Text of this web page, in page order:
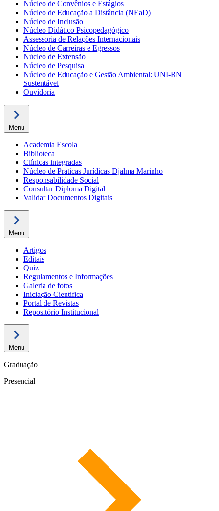
Núcleo de Convênios e Estágios
Núcleo de Educação a Distância (NEaD)
Núcleo de Inclusão
Núcleo Didático Psicopedagógico
Assessoria de Relações Internacionais
Núcleo de Carreiras e Egressos
Núcleo de Extensão
Núcleo de Pesquisa
Núcleo de Educação e Gestão Ambiental: UNI-RN
Sustentável
Ouvidoria
Menu
Academia Escola
Biblioteca
Clínicas integradas
Núcleo de Práticas Jurídicas Djalma Marinho
Responsabilidade Social
Consultar Diploma Digital
Validar Documentos Digitais
Menu
Artigos
Editais
Quiz
Regulamentos e Informações
Galeria de fotos
Iniciação Cientifica
Portal de Revistas
Repositório Institucional
Menu
Graduação
Presencial